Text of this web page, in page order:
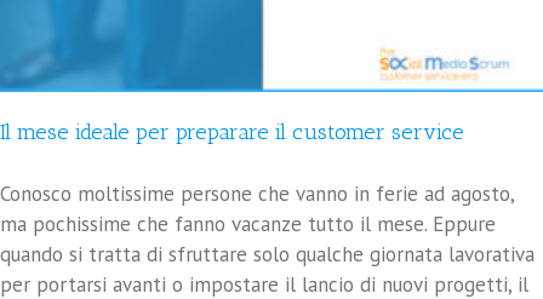
Il mese ideale per preparare il customer service
Conosco moltissime persone che vanno in ferie ad agosto,
ma pochissime che fanno vacanze tutto il mese. Eppure
quando si tratta di sfruttare solo qualche giornata lavorativa
per portarsi avanti o impostare il lancio di nuovi progetti, il